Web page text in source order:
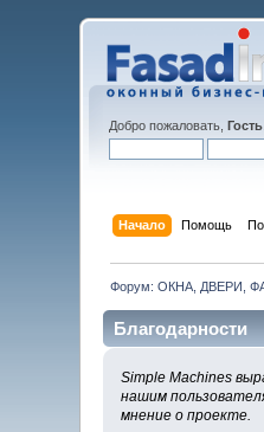
Добро пожаловать,Гость
Начало Помощь
Форум: ОКНА, ДВЕРИ,
Благодарности
Simple Machines
нашим
мнение о проекте.